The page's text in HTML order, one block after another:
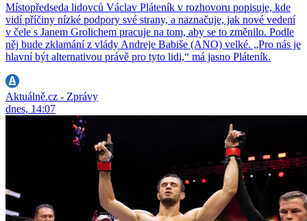
Místopředseda lidovců Václav Pláteník v rozhovoru popisuje, kde
vidí příčiny nízké podpory své strany, a naznačuje, jak nové vedení
v čele s Janem Grolichem pracuje na tom, aby se to změnilo. Podle
něj bude zklamání z vlády Andreje Babiše (ANO) velké. „Pro nás je
hlavní být alternativou právě pro tyto lidi,“ má jasno Pláteník.
Aktuálně.cz - Zprávy
dnes, 14:07